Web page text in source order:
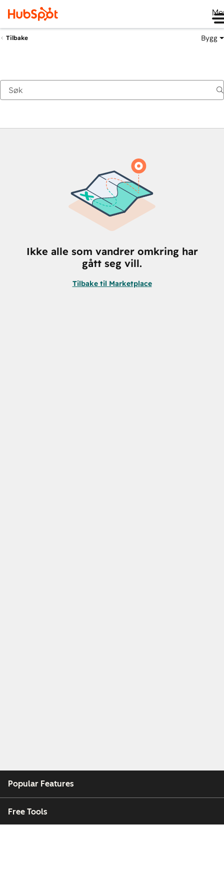
Tilbake Bygg
Ikke alle som vandrer omkring har
gått seg vill.
Tilbake til Marketplace
Popular Features
Free Tools